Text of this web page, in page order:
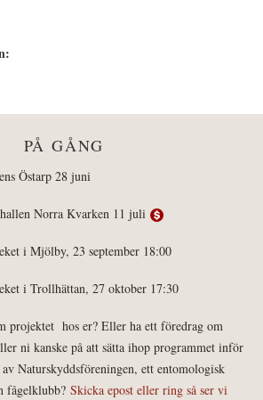
PÅ GÅNG
Östarp 28 juni
Norra Kvarken 11 juli
i Mjölby, 23 september 18:00
i Trollhättan, 27 oktober 17:30
projektet hos er? Eller ha ett föredrag om
ni kanske på att sätta ihop programmet inför
Naturskyddsföreningen, ett entomologisk
fågelklubb? Skicka epost eller ring så ser vi